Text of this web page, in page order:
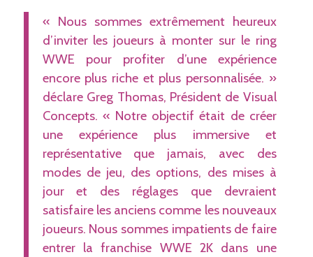
« Nous sommes extrêmement heureux
d’inviter les joueurs à monter sur le ring
WWE pour profiter d’une expérience
encore plus riche et plus personnalisée. »
déclare Greg Thomas, Président de Visual
Concepts. « Notre objectif était de créer
une expérience plus immersive et
représentative que jamais, avec des
modes de jeu, des options, des mises à
jour et des réglages que devraient
satisfaire les anciens comme les nouveaux
joueurs. Nous sommes impatients de faire
entrer la franchise WWE 2K dans une